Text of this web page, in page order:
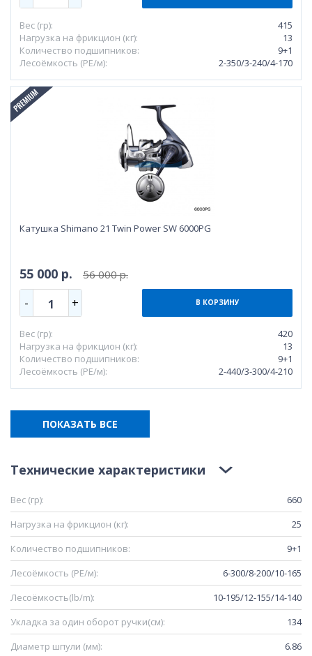
Вес (гр):
415
Нагрузка на фрикцион (кг):
13
Количество подшипников:
9+1
Лесоёмкость (РЕ/м):
2-350/3-240/4-170
Катушка Shimano 21 Twin Power SW 6000PG
55 000 р. 56 000 р.
- 1 + В КОРЗИНУ
Вес (гр):
420
Нагрузка на фрикцион (кг):
13
Количество подшипников:
9+1
Лесоёмкость (РЕ/м):
2-440/3-300/4-210
ПОКАЗАТЬ ВСЕ
Технические характеристики
Вес (гр):
660
Нагрузка на фрикцион (кг):
25
Количество подшипников:
9+1
Лесоёмкость (РЕ/м):
6-300/8-200/10-165
Лесоёмкость(lb/m):
10-195/12-155/14-140
Укладка за один оборот ручки(см):
134
Диаметр шпули (мм):
6.86